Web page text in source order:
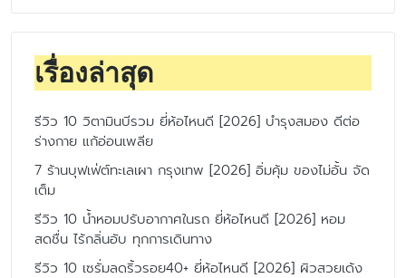
เรื่องล่าสุด
รีวิว 10 วิตามินบีรวม ยี่ห้อไหนดี [2026] บำรุงสมอง ดีต่อ
ร่างกาย แก้อ่อนเพลีย
7 ร้านบุฟเฟ่ต์ทะเลเผา กรุงเทพ [2026] อิ่มคุ้ม ของไม่อั้น จัด
เต็ม
รีวิว 10 น้ำหอมปรับอากาศในรถ ยี่ห้อไหนดี [2026] หอม
สดชื่น ไร้กลิ่นอับ ทุกการเดินทาง
รีวิว 10 เซรั่มลดริ้วรอย40+ ยี่ห้อไหนดี [2026] ผิวสวยเด้ง